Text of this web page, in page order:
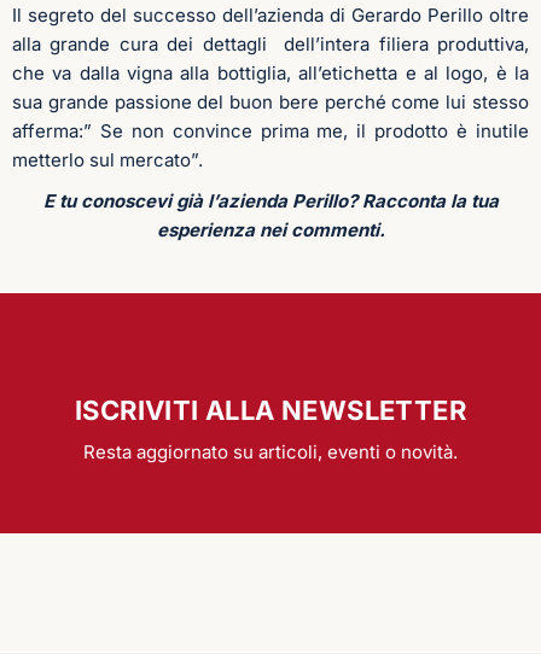
Il segreto del successo dell’azienda di Gerardo Perillo oltre
alla grande cura dei dettagli dell’intera filiera produttiva,
che va dalla vigna alla bottiglia, all’etichetta e al logo, è la
sua grande passione del buon bere perché come lui stesso
afferma:” Se non convince prima me, il prodotto è inutile
metterlo sul mercato”.
E tu conoscevi già l’azienda Perillo? Racconta la tua
esperienza nei commenti.
ISCRIVITI ALLA NEWSLETTER
Resta aggiornato su articoli, eventi o novità.